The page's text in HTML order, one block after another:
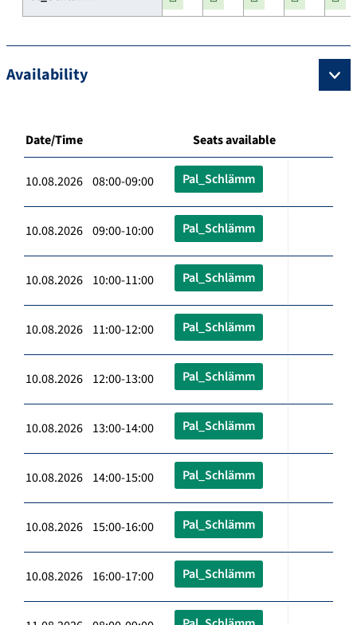
Availability
Date/Time Seats available
10.08.2026 08:00-09:00 Pal_Schlämm
10.08.2026 09:00-10:00 Pal_Schlämm
10.08.2026 10:00-11:00 Pal_Schlämm
10.08.2026 11:00-12:00 Pal_Schlämm
10.08.2026 12:00-13:00 Pal_Schlämm
10.08.2026 13:00-14:00 Pal_Schlämm
10.08.2026 14:00-15:00 Pal_Schlämm
10.08.2026 15:00-16:00 Pal_Schlämm
10.08.2026 16:00-17:00 Pal_Schlämm